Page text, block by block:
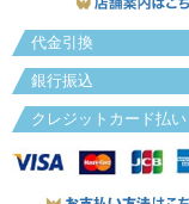
代金引換
銀行振込
クレジットカード払い